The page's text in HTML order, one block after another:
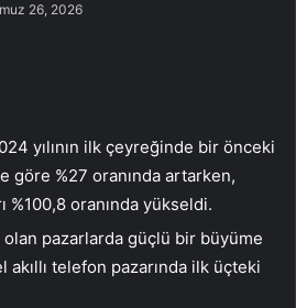
26, 2026
yılının ilk çeyreğinde bir önceki
göre %27 oranında artarken,
%100,8 oranında yükseldi.
pazarlarda güçlü bir büyüme
telefon pazarında ilk üçteki